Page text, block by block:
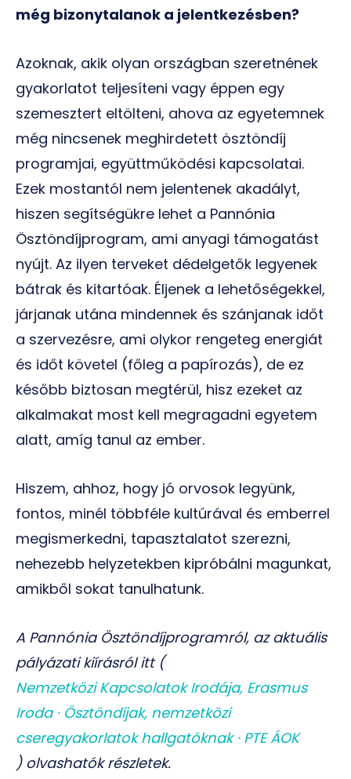
még bizonytalanok a jelentkezésben?
Azoknak, akik olyan országban szeretnének
gyakorlatot teljesíteni vagy éppen egy
szemesztert eltölteni, ahova az egyetemnek
még nincsenek meghirdetett ösztöndíj
programjai, együttműködési kapcsolatai.
Ezek mostantól nem jelentenek akadályt,
hiszen segítségükre lehet a Pannónia
Ösztöndíjprogram, ami anyagi támogatást
nyújt. Az ilyen terveket dédelgetők legyenek
bátrak és kitartóak. Éljenek a lehetőségekkel,
járjanak utána mindennek és szánjanak időt
a szervezésre, ami olykor rengeteg energiát
és időt követel (főleg a papírozás), de ez
később biztosan megtérül, hisz ezeket az
alkalmakat most kell megragadni egyetem
alatt, amíg tanul az ember.
Hiszem, ahhoz, hogy jó orvosok legyünk,
fontos, minél többféle kultúrával és emberrel
megismerkedni, tapasztalatot szerezni,
nehezebb helyzetekben kipróbálni magunkat,
amikből sokat tanulhatunk.
A Pannónia Ösztöndíjprogramról, az aktuális
pályázati kiírásról itt (
Nemzetközi Kapcsolatok Irodája, Erasmus
Iroda · Ösztöndíjak, nemzetközi
cseregyakorlatok hallgatóknak · PTE ÁOK
) olvashatók részletek.